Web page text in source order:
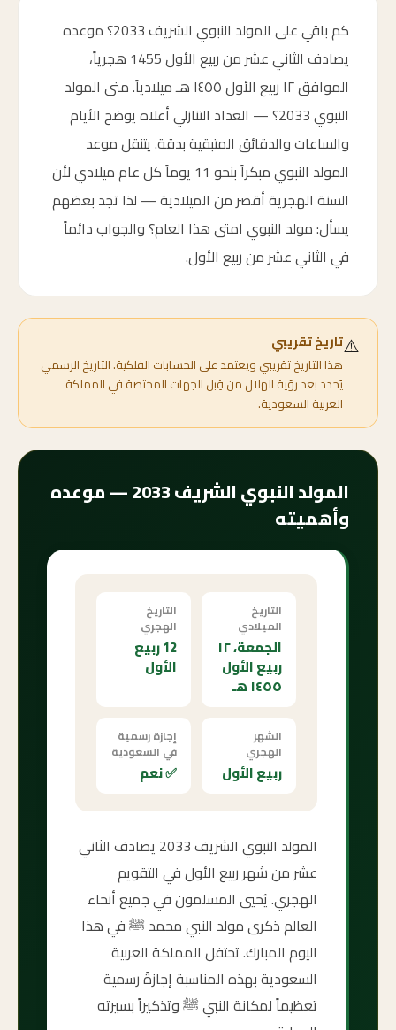
كم باقي على المولد النبوي الشريف 2033؟ موعده
يصادف الثاني عشر من ربيع الأول 1455 هجرياً،
الموافق ١٢ ربيع الأول ١٤٥٥ هـ ميلادياً. متى المولد
النبوي 2033؟ — العداد التنازلي أعلاه يوضح الأيام
والساعات والدقائق المتبقية بدقة. يتنقل موعد
المولد النبوي مبكراً بنحو 11 يوماً كل عام ميلادي لأن
السنة الهجرية أقصر من الميلادية — لذا تجد بعضهم
يسأل: مولد النبوي امتى هذا العام؟ والجواب دائماً
في الثاني عشر من ربيع الأول.
⚠️تاريخ تقريبي
هذا التاريخ تقريبي ويعتمد على الحسابات الفلكية. التاريخ الرسمي
يُحدد بعد رؤية الهلال من قِبل الجهات المختصة في المملكة
العربية السعودية.
المولد النبوي الشريف 2033 — موعده
وأهميته
التاريخ
الميلادي
الجمعة، ١٢
ربيع الأول
١٤٥٥ هـ
التاريخ
الهجري
12 ربيع
الأول
الشهر
الهجري
ربيع الأول
إجازة رسمية
في السعودية
✅ نعم
المولد النبوي الشريف 2033 يصادف الثاني
عشر من شهر ربيع الأول في التقويم
الهجري. يُحيي المسلمون في جميع أنحاء
العالم ذكرى مولد النبي محمد ﷺ في هذا
اليوم المبارك. تحتفل المملكة العربية
السعودية بهذه المناسبة إجازةً رسمية
تعظيماً لمكانة النبي ﷺ وتذكيراً بسيرته